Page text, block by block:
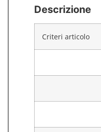
Descrizione
Criteri articolo